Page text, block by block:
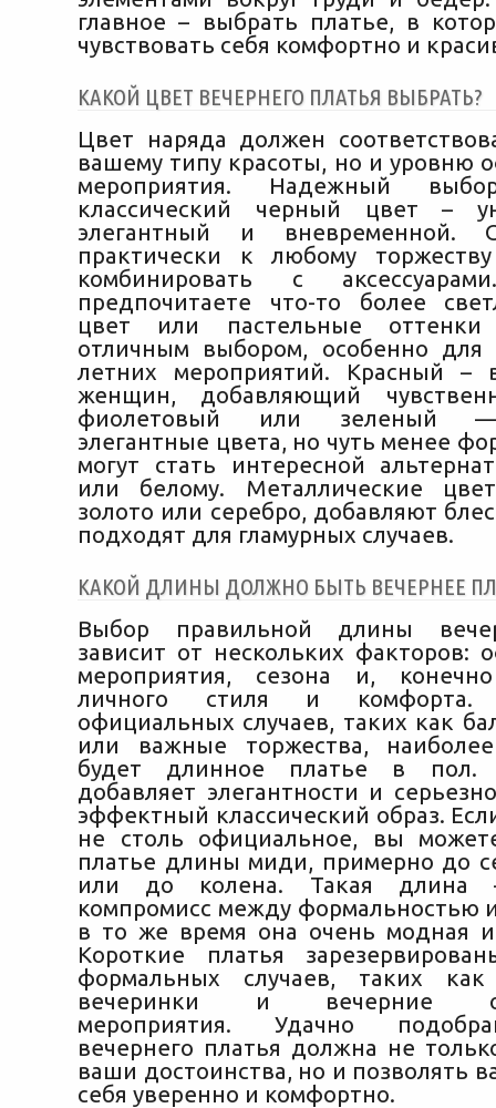
главное – выбрать платье, в
чувствовать себя комфортно и
КАКОЙ ЦВЕТ ВЕЧЕРНЕГО ПЛАТЬЯ ВЫБРАТЬ?
Цвет наряда должен
вашему типу красоты, но и уровню
мероприятия. Надежный
классический черный цвет –
элегантный и вневременной.
практически к любому
комбинировать с
предпочитаете что-то более
цвет или пастельные оттенки
отличным выбором, особенно для
летних мероприятий. Красный –
женщин, добавляющий
фиолетовый или зеленый —
элегантные цвета, но чуть менее
могут стать интересной
или белому. Металлические
золото или серебро, добавляют
подходят для гламурных случаев.
КАКОЙ ДЛИНЫ ДОЛЖНО БЫТЬ ВЕЧЕРНЕЕ
Выбор правильной длины
зависит от нескольких факторов:
мероприятия, сезона и,
личного стиля и
официальных случаев, таких как
или важные торжества,
будет длинное платье в пол.
добавляет элегантности и
эффектный классический образ.
не столь официальное, вы
платье длины миди, примерно до
или до колена. Такая длина
компромисс между формальностью
в то же время она очень модная и
Короткие платья
формальных случаев, таких как
вечеринки и вечерние
мероприятия. Удачно
вечернего платья должна не
ваши достоинства, но и позволять
себя уверенно и комфортно.